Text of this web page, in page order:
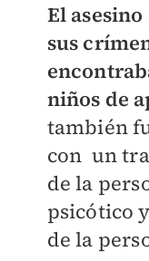
El
sus
niños de
también
con un
de la
psicótico
de la